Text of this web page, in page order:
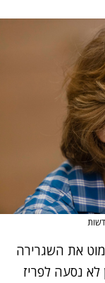
את השגרירה
לא נסעה לפריז